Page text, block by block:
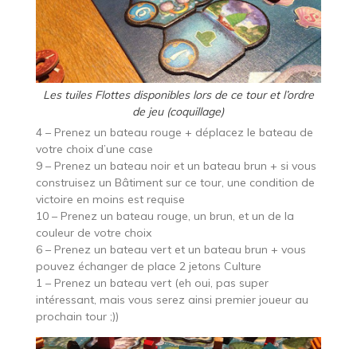
Les tuiles Flottes disponibles lors de ce tour et l’ordre
de jeu (coquillage)
4 – Prenez un bateau rouge + déplacez le bateau de
votre choix d’une case
9 – Prenez un bateau noir et un bateau brun + si vous
construisez un Bâtiment sur ce tour, une condition de
victoire en moins est requise
10 – Prenez un bateau rouge, un brun, et un de la
couleur de votre choix
6 – Prenez un bateau vert et un bateau brun + vous
pouvez échanger de place 2 jetons Culture
1 – Prenez un bateau vert (eh oui, pas super
intéressant, mais vous serez ainsi premier joueur au
prochain tour ;))